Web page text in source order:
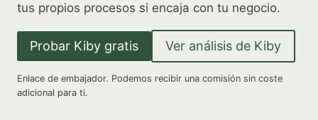
tus propios procesos si encaja con tu negocio.
Probar Kiby gratis Ver análisis de Kiby
Enlace de embajador. Podemos recibir una comisión sin coste
adicional para ti.